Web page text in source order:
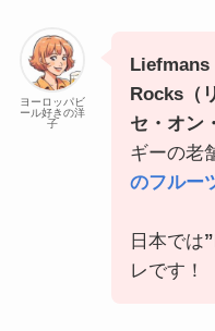
ヨーロッパビ
ール好きの洋
子
Liefmans
Rocks（
セ・オン
ギーの老
のフルー
日本では
レです！